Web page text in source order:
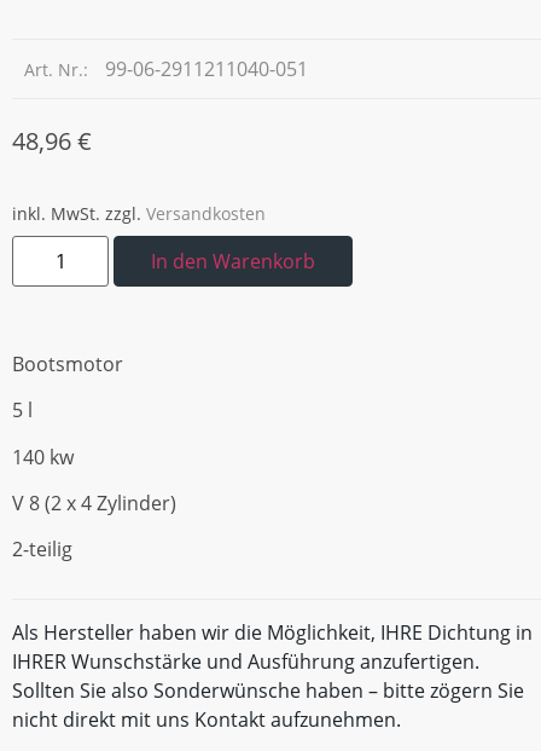
Art. Nr.: 99-06-2911211040-051
48,96€
inkl. MwSt. zzgl. Versandkosten
In den Warenkorb
Bootsmotor
5 l
140 kw
V 8 (2 x 4 Zylinder)
2-teilig
Als Hersteller haben wir die Möglichkeit, IHRE Dichtung in
IHRER Wunschstärke und Ausführung anzufertigen.
Sollten Sie also Sonderwünsche haben – bitte zögern Sie
nicht direkt mit uns Kontakt aufzunehmen.